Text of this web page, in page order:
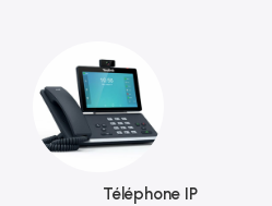
Téléphone IP